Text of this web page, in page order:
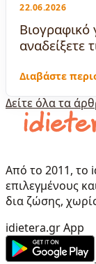
22.06.2026
Βιογραφικό
αναδείξετε
Διαβάστε
Δείτε όλα τα
Από το 2011, το
επιλεγμένους
δια ζώσης,
idietera.gr App